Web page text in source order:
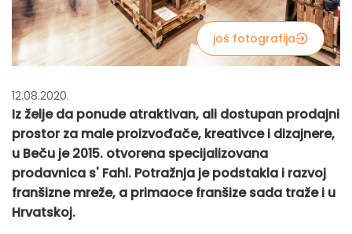
još fotografija
12.08.2020.
Iz želje da ponude atraktivan, ali dostupan prodajni
prostor za male proizvođače, kreativce i dizajnere,
u Beču je 2015. otvorena specijalizovana
prodavnica s' Fahl. Potražnja je podstakla i razvoj
franšizne mreže, a primaoce franšize sada traže i u
Hrvatskoj.